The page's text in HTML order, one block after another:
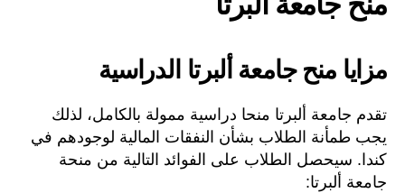
مزايا منح جامعة ألبرتا الدراسية
تقدم جامعة ألبرتا منحا دراسية ممولة بالكامل، لذلك
يجب طمأنة الطلاب بشأن النفقات المالية لوجودهم في
كندا. سيحصل الطلاب على الفوائد التالية من منحة
جامعة ألبرتا: